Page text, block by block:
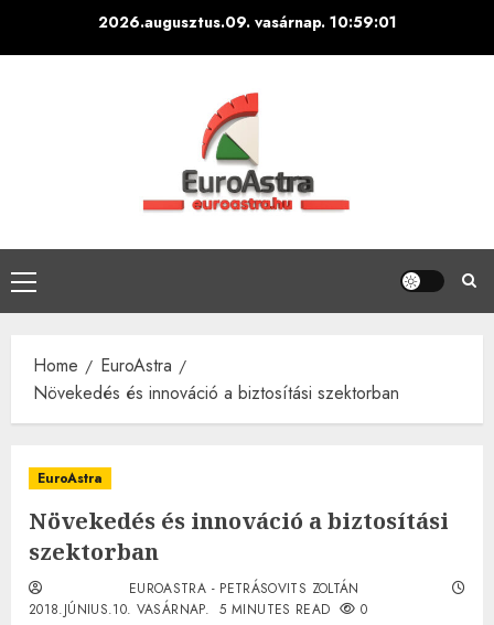
2026.augusztus.09. vasárnap. 10:59:02
Primary
Menu
Home
EuroAstra
Növekedés és innováció a biztosítási szektorban
EuroAstra
Növekedés és innováció a biztosítási
szektorban
EUROASTRA - PETRÁSOVITS ZOLTÁN
2018.JÚNIUS.10. VASÁRNAP. 5 MINUTES READ 0